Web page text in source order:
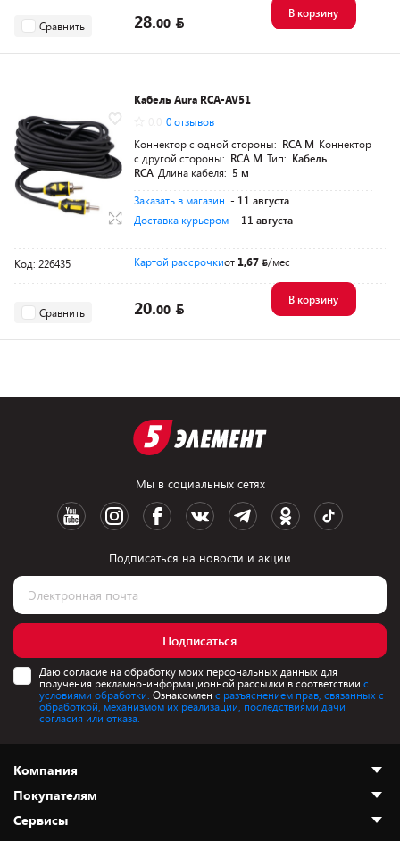
Сравнить 28.00
В корзину
Кабель Aura RCA-AV51
0 отзывов
Коннектор с одной стороны: RCA M Коннектор
с другой стороны: RCA M Тип: Кабель
RCA Длина кабеля: 5 м
Заказать в магазин - 11 августа
Доставка курьером - 11 августа
Код: 226435 Картой рассрочкиот 1,67 /мес
Сравнить 20.00
В корзину
Мы в социальных сетях
Подписаться на новости и акции
Подписаться
Даю согласие на обработку моих персональных данных для
получения рекламно-информационной рассылки в соответствии с
условиями обработки. Ознакомлен с разъяснением прав, связанных с
обработкой, механизмом их реализации, последствиями дачи
согласия или отказа.
Компания
О нас
Адреса магазинов
Покупателям
Как сделать заказ
Сервисы